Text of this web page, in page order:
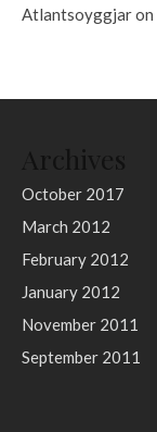
Atlantsoyggjaron
October 2017
March 2012
February 2012
January 2012
November 2011
September 2011